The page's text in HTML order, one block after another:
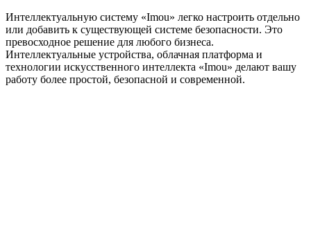
Интеллектуальную систему «Imou» легко настроить отдельно
или добавить к существующей системе безопасности. Это
превосходное решение для любого бизнеса.
Интеллектуальные устройства, облачная платформа и
технологии искусственного интеллекта «Imou» делают вашу
работу более простой, безопасной и современной.